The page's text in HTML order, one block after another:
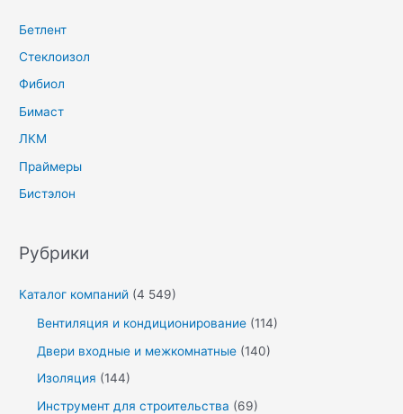
Бетлент
Стеклоизол
Фибиол
Бимаст
ЛКМ
Праймеры
Бистэлон
Рубрики
Каталог компаний (4 549)
Вентиляция и кондиционирование (114)
Двери входные и межкомнатные (140)
Изоляция (144)
Инструмент для строительства (69)